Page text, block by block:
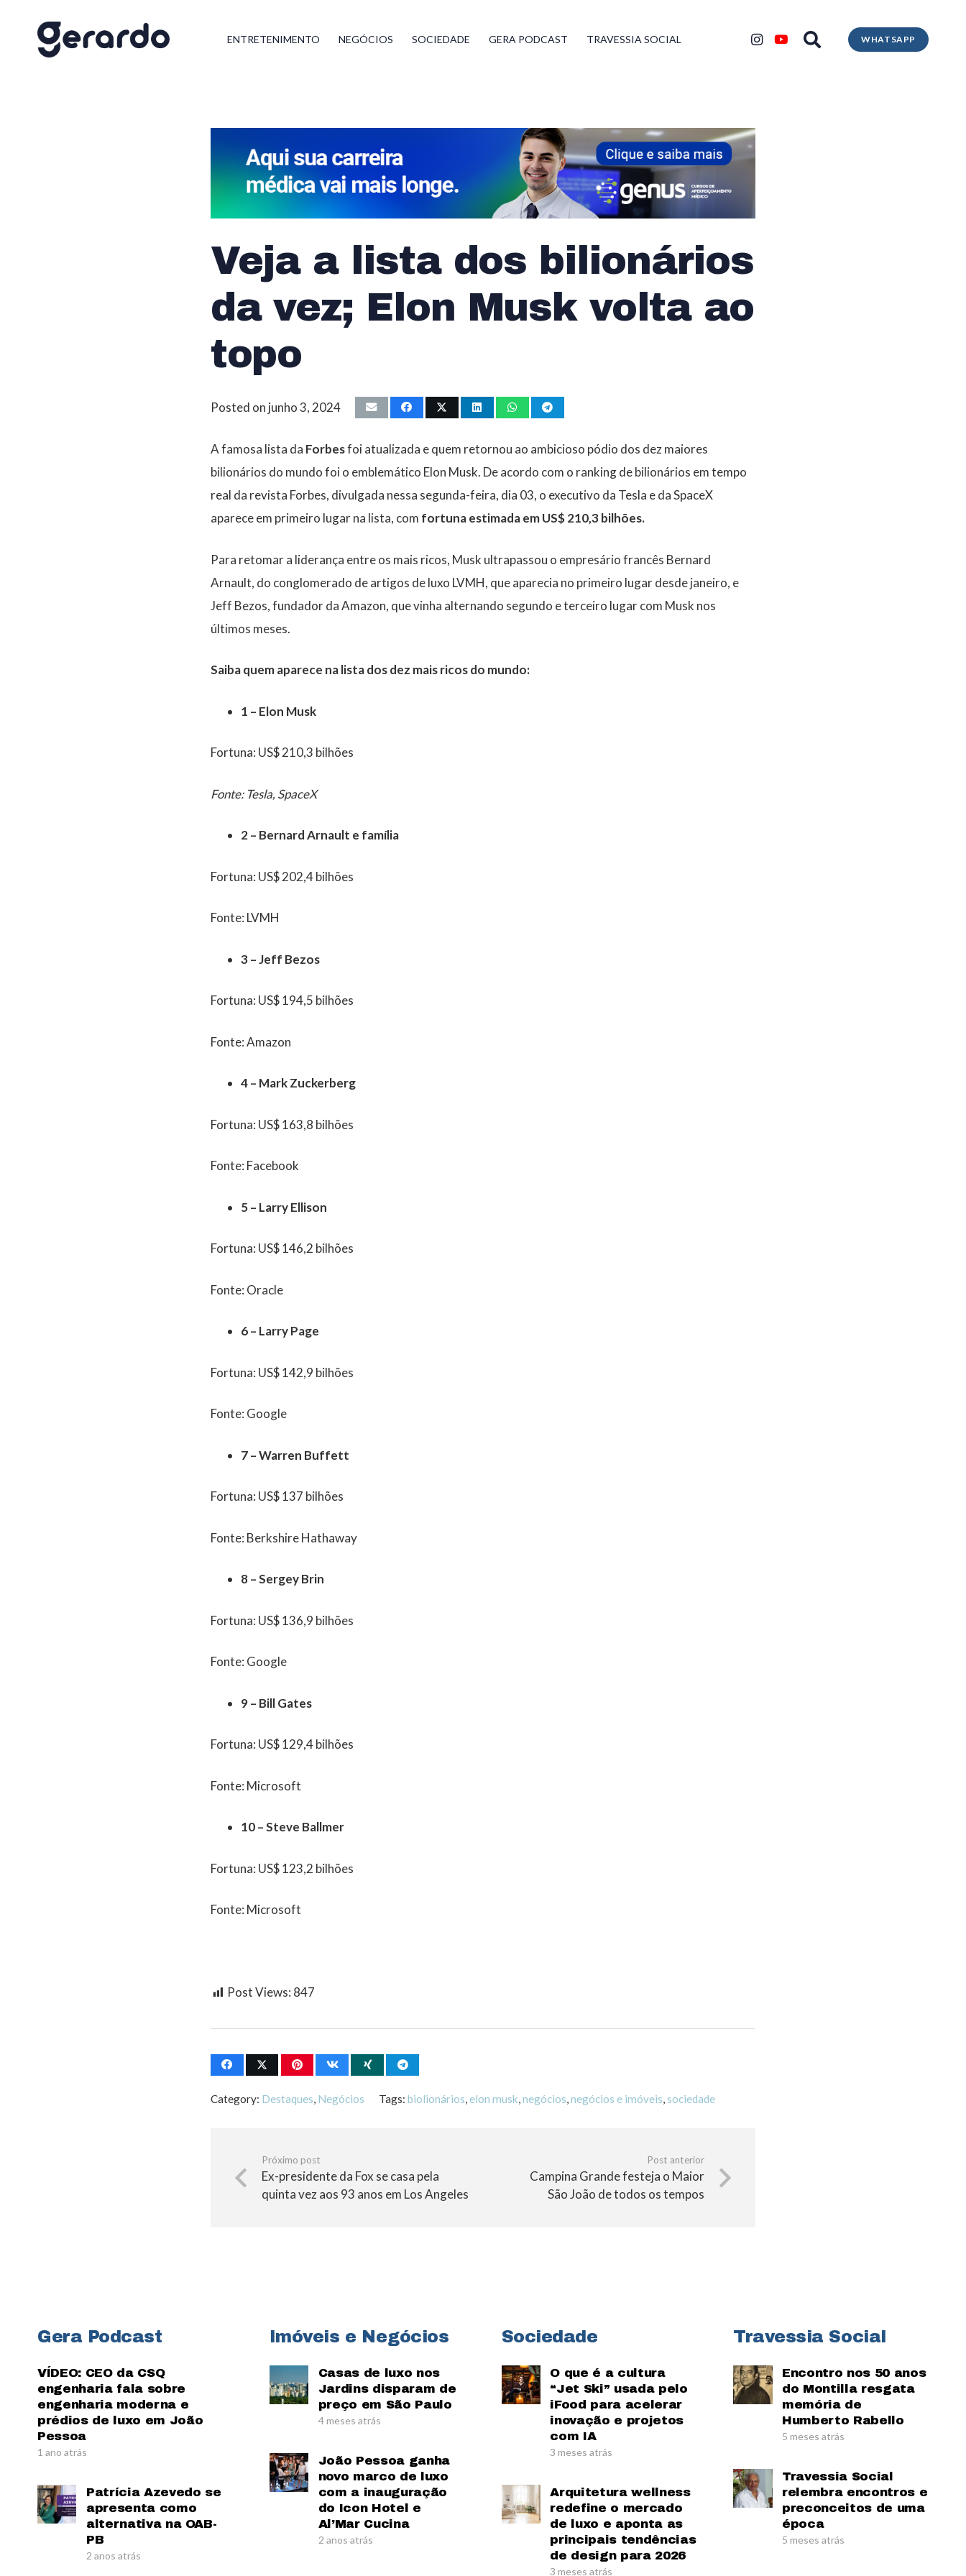
ENTRETENIMENTO NEGÓCIOS SOCIEDADE GERA PODCAST TRAVESSIA SOCIAL WHATSAPP
Veja a lista dos bilionários
da vez; Elon Musk volta ao
topo
Posted on junho 3, 2024
A famosa lista da Forbesfoi atualizada e quem retornou ao ambicioso pódio dos dez maiores
bilionários do mundo foi o emblemático Elon Musk. De acordo com o ranking de bilionários em tempo
real da revista Forbes, divulgada nessa segunda-feira, dia 03, o executivo da Tesla e da SpaceX
aparece em primeiro lugar na lista, com fortuna estimada em US$ 210,3 bilhões.
Para retomar a liderança entre os mais ricos, Musk ultrapassou o empresário francês Bernard
Arnault, do conglomerado de artigos de luxo LVMH, que aparecia no primeiro lugar desde janeiro, e
Jeff Bezos, fundador da Amazon, que vinha alternando segundo e terceiro lugar com Musk nos
últimos meses.
Saiba quem aparece na lista dos dez mais ricos do mundo:
1 – Elon Musk
Fortuna: US$ 210,3 bilhões
Fonte: Tesla, SpaceX
2 – Bernard Arnault e família
Fortuna: US$ 202,4 bilhões
Fonte: LVMH
3 – Jeff Bezos
Fortuna: US$ 194,5 bilhões
Fonte: Amazon
4 – Mark Zuckerberg
Fortuna: US$ 163,8 bilhões
Fonte: Facebook
5 – Larry Ellison
Fortuna: US$ 146,2 bilhões
Fonte: Oracle
6 – Larry Page
Fortuna: US$ 142,9 bilhões
Fonte: Google
7 – Warren Buffett
Fortuna: US$ 137 bilhões
Fonte: Berkshire Hathaway
8 – Sergey Brin
Fortuna: US$ 136,9 bilhões
Fonte: Google
9 – Bill Gates
Fortuna: US$ 129,4 bilhões
Fonte: Microsoft
10 – Steve Ballmer
Fortuna: US$ 123,2 bilhões
Fonte: Microsoft
Post Views: 847
Category: Destaques Negócios Tags:biolionários ,elon musk ,negócios ,negócios e imóveis ,sociedade
Próximo post
Ex-presidente da Fox se casa pela
quinta vez aos 93 anos em Los Angeles
Post anterior
Campina Grande festeja o Maior
São João de todos os tempos
Gera Podcast
VÍDEO: CEO da CSQ
engenharia fala sobre
engenharia moderna e
prédios de luxo em João
Pessoa
1 ano atrás
Patrícia Azevedo se
apresenta como
alternativa na OAB-
PB
2 anos atrás
Imóveis e Negócios
Casas de luxo nos
Jardins disparam de
preço em São Paulo
4 meses atrás
João Pessoa ganha
novo marco de luxo
com a inauguração
do Icon Hotel e
Al’Mar Cucina
2 anos atrás
Sociedade
O que é a cultura
“Jet Ski” usada pelo
iFood para acelerar
inovação e projetos
com IA
3 meses atrás
Arquitetura wellness
redefine o mercado
de luxo e aponta as
principais tendências
de design para 2026
3 meses atrás
Travessia Social
Encontro nos 50 anos
do Montilla resgata
memória de
Humberto Rabello
5 meses atrás
Travessia Social
relembra encontros e
preconceitos de uma
época
5 meses atrás